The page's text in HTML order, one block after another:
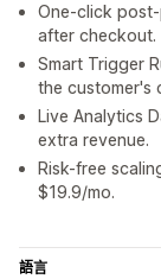
One-click
after checkout.
Smart Trigger
the customer's
Live Analytics
extra revenue.
Risk-free
$19.9/mo.
語言